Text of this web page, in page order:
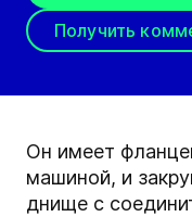
Получить
Он имеет
машиной, и
днище с